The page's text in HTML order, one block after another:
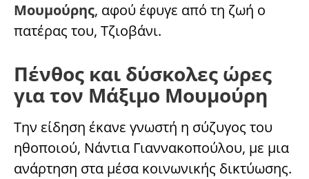
Μουμούρης, αφού έφυγε από τη ζωή ο
πατέρας του, Τζιοβάνι.
Πένθος και δύσκολες ώρες
για τον Μάξιμο Μουμούρη
Την είδηση έκανε γνωστή η σύζυγος του
ηθοποιού, Νάντια Γιαννακοπούλου, με μια
ανάρτηση στα μέσα κοινωνικής δικτύωσης.